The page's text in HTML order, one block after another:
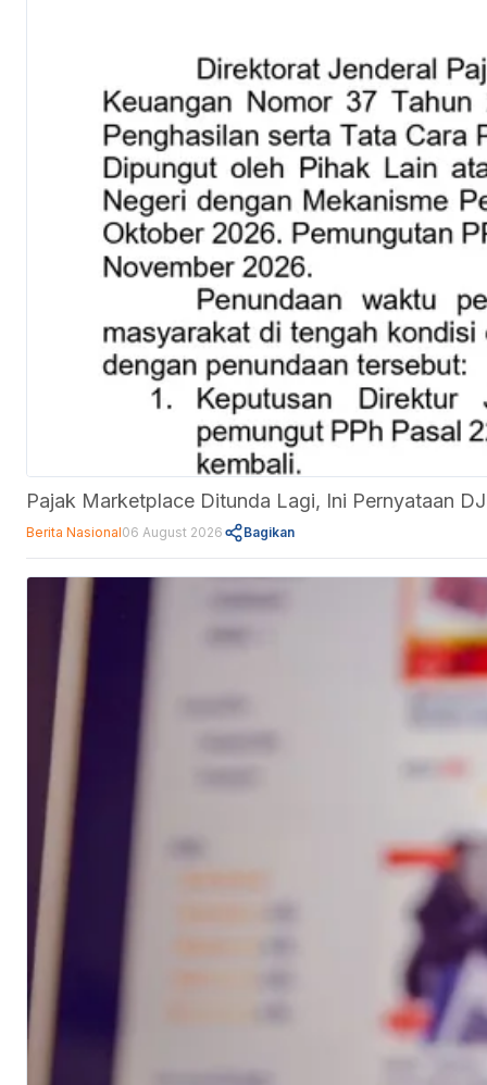
Pajak Marketplace Ditunda Lagi, Ini Pernyataan
Berita Nasional06 August 2026 Bagikan